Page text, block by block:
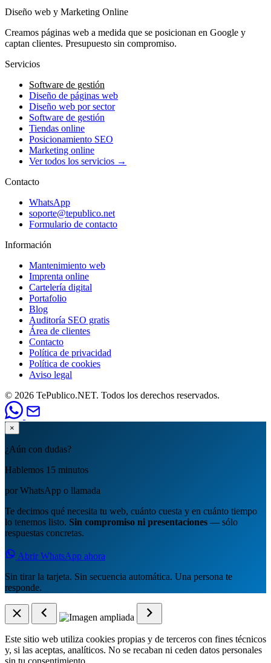
Diseño web y Marketing Online
Creamos páginas web a medida que se posicionan en Google y
captan clientes. Presupuesto sin compromiso.
Servicios
Software de gestión
Diseño de páginas web
Diseño web por sector
Software de gestión
Tiendas online
Posicionamiento SEO
Marketing online
Ver todos los servicios →
Contacto
WhatsApp
soporte@tepublico.net
Formulario de contacto
Información
Mantenimiento web
Imprenta online
Cartelería digital
Portafolio
Blog
Auditoría SEO gratis
Área de clientes
Contacto
Política de privacidad
Política de cookies
Aviso legal
© 2026 TePublico.NET. Todos los derechos reservados.
×
¿Aún con dudas?
Hablemos 15 minutos
por WhatsApp o llamada
Te decimos qué necesita tu web, cuánto cuesta y en cuánto tiempo
lo tenemos listo. Sin compromiso ni presentaciones — sólo
respuestas concretas.
Abrir WhatsApp ahora
Sin tirar la tarjeta. Sin secuencia automática. Una persona te
responde.
Este sitio web utiliza cookies propias y de terceros con fines técnicos
y, si las aceptas, analíticos. No se recaban ni ceden datos personales